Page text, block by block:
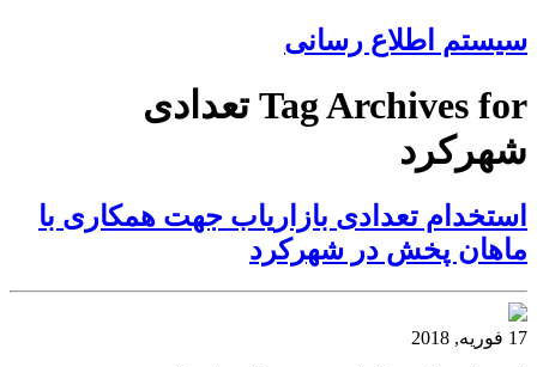
سیستم اطلاع رسانی
Tag Archives for تعدادی
شهرکرد
استخدام تعدادی بازاریاب جهت همکاری با
ماهان پخش در شهرکرد
17 فوریه, 2018